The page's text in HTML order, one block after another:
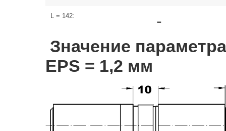
L = 142: -
Значение
EPS = 1,2 мм